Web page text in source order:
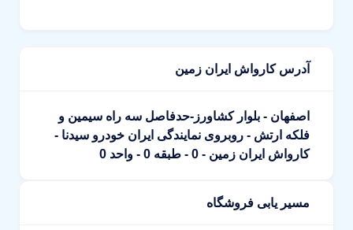
آدرس کارواش ایران زمین
اصفهان - بلوار کشاورز-حدفاصل سه راه سیمین و
فلکه ارتش - روبروی نمایندگی ایران خودرو سیدنا -
کارواش ایران زمین - 0 - طبقه 0 - واحد 0
مسیر یابی فروشگاه